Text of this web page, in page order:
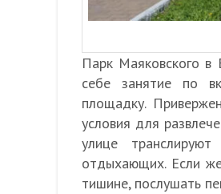
Парк Маяковского в
себе занятие по
площадку.
условия для
улице
отдыхающих. Если
тишине, послушать